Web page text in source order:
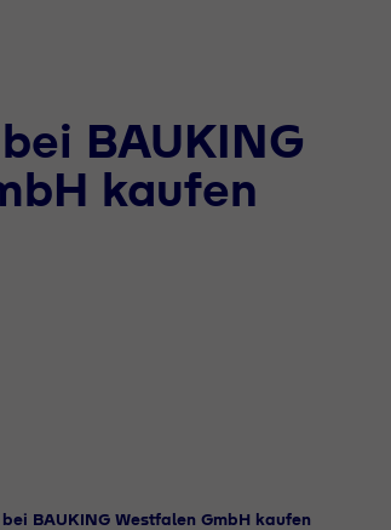
BAUKING
kaufen
BAUKING Westfalen GmbH kaufen